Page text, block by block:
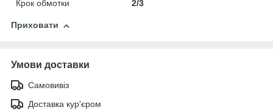
Крок обмотки 2/3
Приховати
Умови доставки
Самовивіз
Доставка кур'єром